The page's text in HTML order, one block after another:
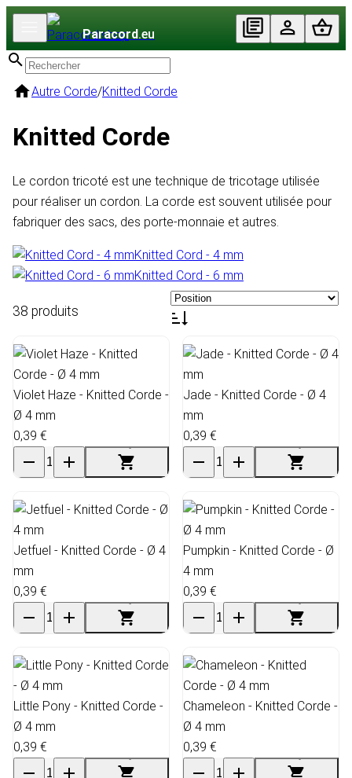
Paracord.eu
Autre Corde/Knitted Corde
Knitted Corde
Le cordon tricoté est une technique de tricotage utilisée
pour réaliser un cordon. La corde est souvent utilisée pour
fabriquer des sacs, des porte-monnaie et autres.
Knitted Cord - 4 mm
Knitted Cord - 6 mm
38 produits
Violet Haze - Knitted Corde -
Ø 4 mm
0,39 €
Jade - Knitted Corde - Ø 4
mm
0,39 €
Jetfuel - Knitted Corde - Ø 4
mm
0,39 €
Pumpkin - Knitted Corde - Ø
4 mm
0,39 €
Little Pony - Knitted Corde -
Ø 4 mm
0,39 €
Chameleon - Knitted Corde -
Ø 4 mm
0,39 €